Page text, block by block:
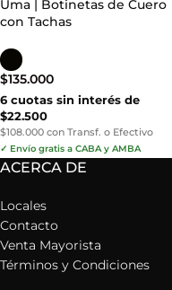
Uma | Botinetas de Cuero
con Tachas
$135.000
6 cuotas sin interés de
$22.500
$108.000 con Transf. o Efectivo
✓ Envío gratis a CABA y AMBA
ACERCA DE
Locales
Contacto
Venta Mayorista
Términos y Condiciones